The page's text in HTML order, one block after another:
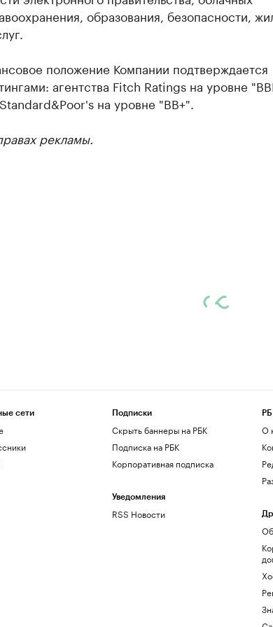
образования, безопасности,
положение Компании подтверждается
агентства Fitch Ratings на уровне
на уровне "BB+".
рекламы.
сети Подписки
Скрыть баннеры на РБК
Подписка на РБК
Корпоративная подписка
Уведомления
RSS Новости
О